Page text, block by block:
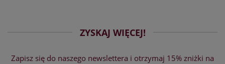
ZYSKAJ WIĘCEJ!
Zapisz się do naszego newslettera i otrzymaj 15% zniżki na